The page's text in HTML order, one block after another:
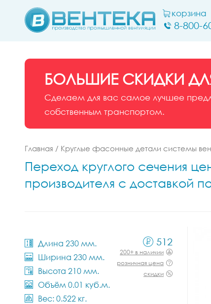
корзина
8-800-
БОЛЬШИЕ СКИДКИ
Сделаем для вас самое лучшее
собственным транспортом.
Главная / Круглые фасонные детали системы
Переход круглого сечения
производителя с доставкой
Длина 230 мм.
Ширина 230 мм.
Высота 210 мм.
Объём 0.01 куб.м.
Вес: 0.522 кг.
512
200+ в наличии
розничная цена
скидки